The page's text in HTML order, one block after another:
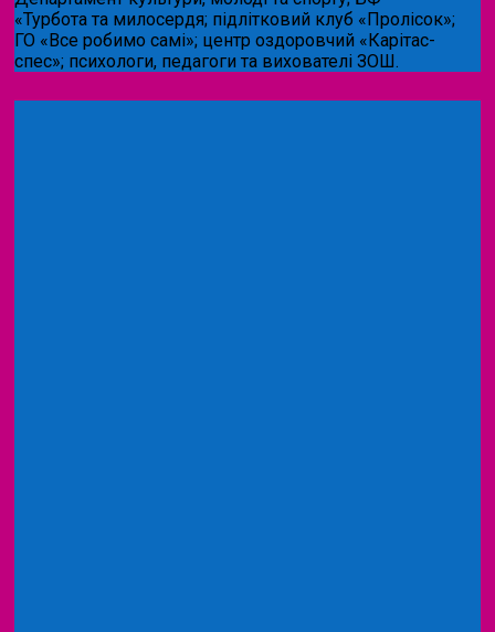
«Турбота та милосердя; підлітковий клуб «Пролісок»;
ГО «Все робимо самі»; центр оздоровчий «Карітас-
спес»; психологи, педагоги та вихователі ЗОШ.